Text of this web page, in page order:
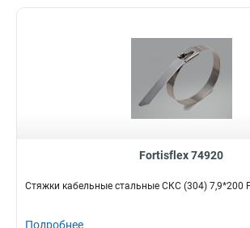
Fortisflex 74920
Стяжки кабельные стальные СКС (304) 7,9*200
Подробнее